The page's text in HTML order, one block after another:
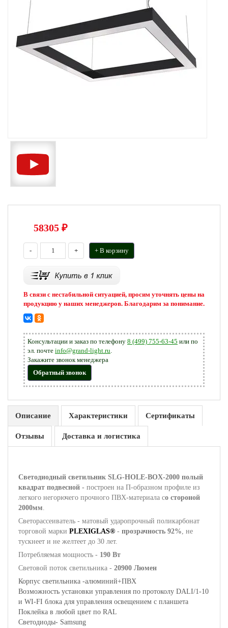
58305 ₽
- + + В корзину
В связи с нестабильной ситуацией, просим уточнять цены на
продукцию у наших менеджеров. Благодарим за понимание.
Консультации и заказ по телефону 8 (499) 755-63-45 или по
эл. почте info@grand-light.ru.
Закажите звонок менеджера
Обратный звонок
Описание Характеристики Сертификаты
Отзывы Доставка и логистика
Светодиодный светильник SLG-HOLE-BOX-2000 полый
квадрат подвесной - построен на П-образном профиле из
легкого негорючего прочного ПВХ-материала со стороной
2000мм.
Светорассеиватель - матовый ударопрочный поликарбонат
торговой марки PLEXIGLAS® - прозрачность 92%, не
тускнеет и не желтеет до 30 лет.
Потребляемая мощность - 190 Вт
Световой поток светильника - 20900 Люмен
Корпус светильника -алюминий+ПВХ
Возможность установки управления по протоколу DALI/1-10
и WI-FI блока для управления освещением с планшета
Поклейка в любой цвет по RAL
Светодиоды- Samsung